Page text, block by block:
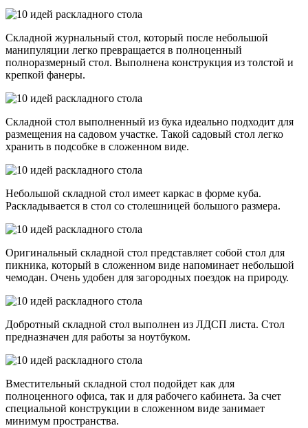
Складной журнальный стол, который после небольшой
манипуляции легко превращается в полноценный
полноразмерный стол. Выполнена конструкция из толстой и
крепкой фанеры.
Складной стол выполненный из бука идеально подходит для
размещения на садовом участке. Такой садовый стол легко
хранить в подсобке в сложенном виде.
Небольшой складной стол имеет каркас в форме куба.
Раскладывается в стол со столешницей большого размера.
Оригинальный складной стол представляет собой стол для
пикника, который в сложенном виде напоминает небольшой
чемодан. Очень удобен для загородных поездок на природу.
Добротный складной стол выполнен из ЛДСП листа. Стол
предназначен для работы за ноутбуком.
Вместительный складной стол подойдет как для
полноценного офиса, так и для рабочего кабинета. За счет
специальной конструкции в сложенном виде занимает
минимум пространства.